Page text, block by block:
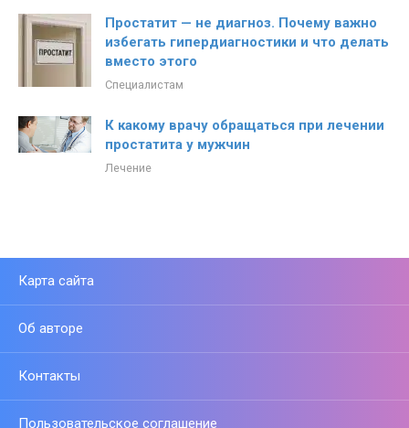
Простатит — не диагноз. Почему важно
избегать гипердиагностики и что делать
вместо этого
Специалистам
К какому врачу обращаться при лечении
простатита у мужчин
Лечение
Карта сайта
Об авторе
Контакты
Пользовательское соглашение